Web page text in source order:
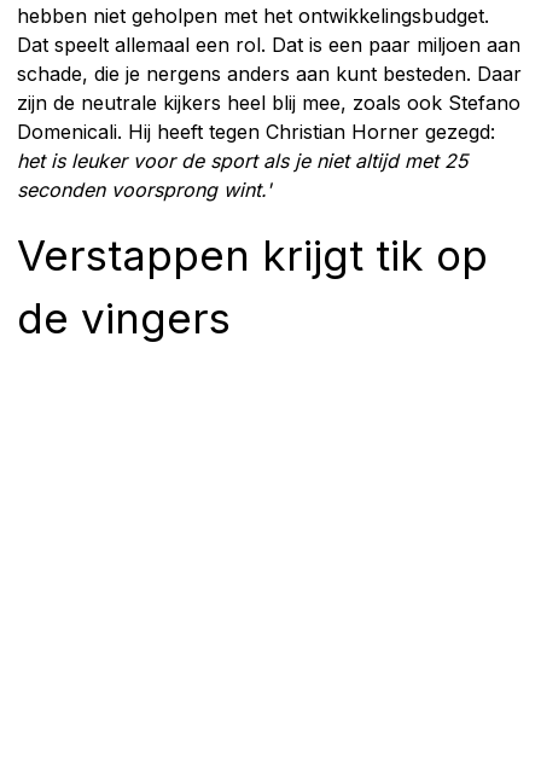
hebben niet geholpen met het ontwikkelingsbudget.
Dat speelt allemaal een rol. Dat is een paar miljoen aan
schade, die je nergens anders aan kunt besteden. Daar
zijn de neutrale kijkers heel blij mee, zoals ook Stefano
Domenicali. Hij heeft tegen Christian Horner gezegd:
het is leuker voor de sport als je niet altijd met 25
seconden voorsprong wint.'
Verstappen krijgt tik op
de vingers